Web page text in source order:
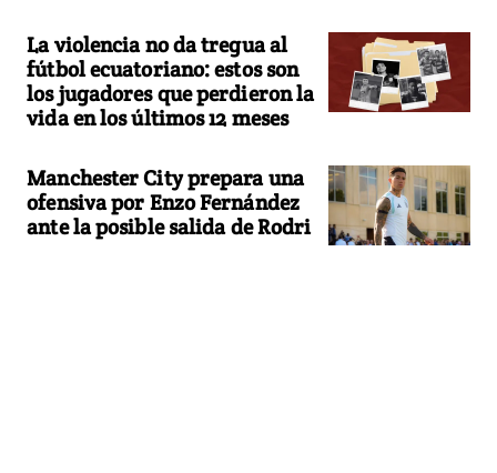
La violencia no da tregua al
fútbol ecuatoriano: estos son
los jugadores que perdieron la
vida en los últimos 12 meses
Manchester City prepara una
ofensiva por Enzo Fernández
ante la posible salida de Rodri